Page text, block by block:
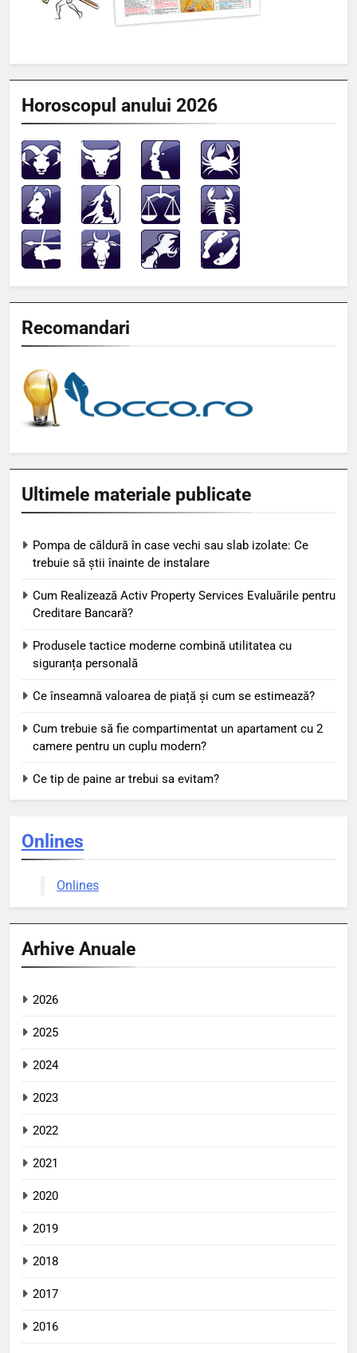
Horoscopul anului 2026
Recomandari
Ultimele materiale publicate
Pompa de căldură în case vechi sau slab izolate: Ce
trebuie să știi înainte de instalare
Cum Realizează Activ Property Services Evaluările pentru
Creditare Bancară?
Produsele tactice moderne combină utilitatea cu
siguranța personală
Ce înseamnă valoarea de piață și cum se estimează?
Cum trebuie să fie compartimentat un apartament cu 2
camere pentru un cuplu modern?
Ce tip de paine ar trebui sa evitam?
Onlines
Onlines
Arhive Anuale
2026
2025
2024
2023
2022
2021
2020
2019
2018
2017
2016